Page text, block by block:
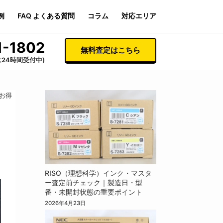
FAQ よくある質問 コラム 対応エリア
1802
時間受付中)
無料査定はこちら
得
RISO（理想科学）インク・マスタ
ー査定前チェック｜製造日・型
番・未開封状態の重要ポイント
2026年4月23日